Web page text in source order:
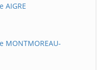
AIGRE